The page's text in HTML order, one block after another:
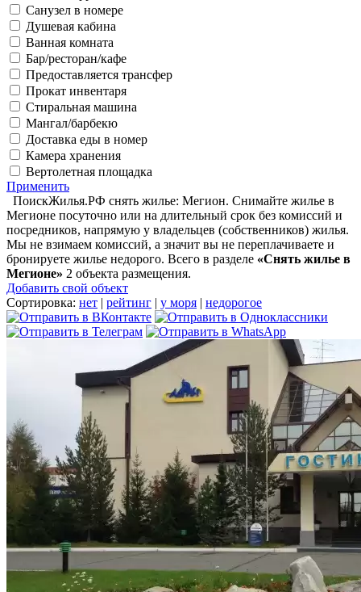
Санузел в номере
Душевая кабина
Ванная комната
Бар/ресторан/кафе
Предоставляется трансфер
Прокат инвентаря
Стиральная машина
Мангал/барбекю
Доставка еды в номер
Камера хранения
Вертолетная площадка
Применить
ПоискЖилья.РФ снять жилье: Мегион. Снимайте жилье в
Мегионе посуточно или на длительный срок без комиссий и
посредников, напрямую у владельцев (собственников) жилья.
Мы не взимаем комиссий, а значит вы не переплачиваете и
бронируете жилье недорого. Всего в разделе «Снять жилье в
Мегионе» 2 объекта размещения.
Добавить свой объект
Сортировка: нет | рейтинг | у моря | недорогое